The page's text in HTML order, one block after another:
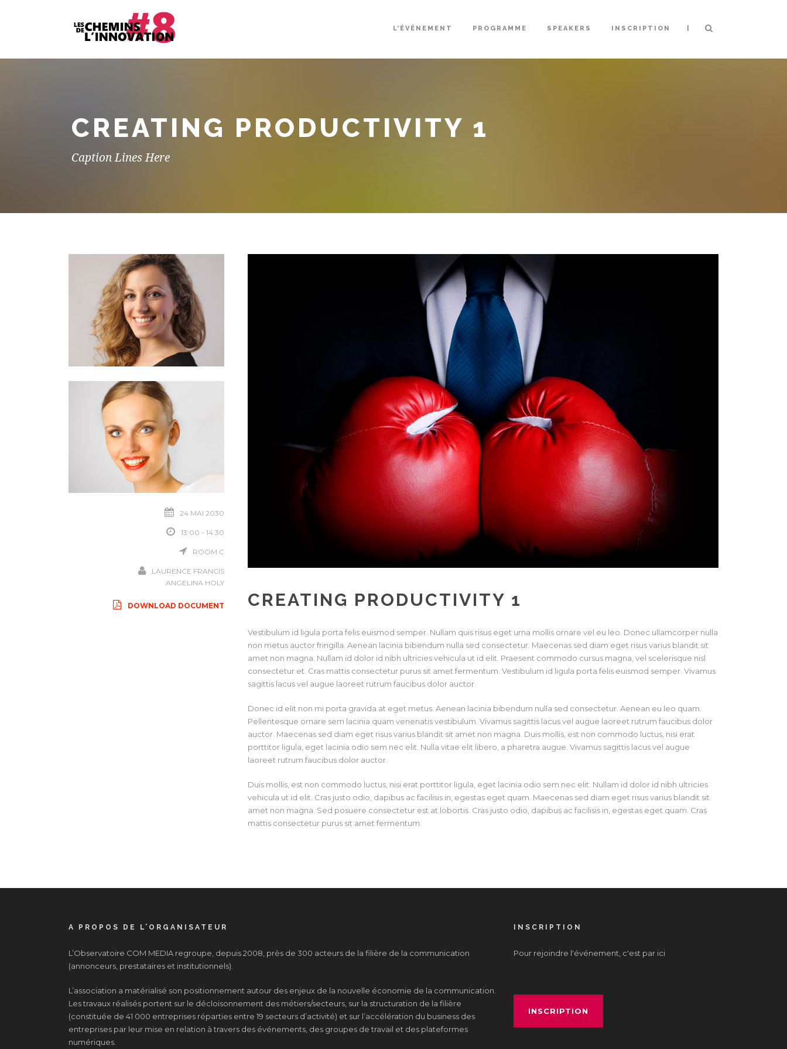
L’ÉVÉNEMENT PROGRAMME SPEAKERS INSCRIPTION |
CREATING PRODUCTIVITY 1
Caption Lines Here
24 MAI 2030
13:00 - 14:30
ROOM C
LAURENCE FRANCIS
ANGELINA HOLY
DOWNLOAD DOCUMENT CREATING PRODUCTIVITY 1
Vestibulum id ligula porta felis euismod semper. Nullam quis risus eget urna mollis ornare vel eu leo. Donec ullamcorper nulla
non metus auctor fringilla. Aenean lacinia bibendum nulla sed consectetur. Maecenas sed diam eget risus varius blandit sit
amet non magna. Nullam id dolor id nibh ultricies vehicula ut id elit. Praesent commodo cursus magna, vel scelerisque nisl
consectetur et. Cras mattis consectetur purus sit amet fermentum. Vestibulum id ligula porta felis euismod semper. Vivamus
sagittis lacus vel augue laoreet rutrum faucibus dolor auctor.
Donec id elit non mi porta gravida at eget metus. Aenean lacinia bibendum nulla sed consectetur. Aenean eu leo quam.
Pellentesque ornare sem lacinia quam venenatis vestibulum. Vivamus sagittis lacus vel augue laoreet rutrum faucibus dolor
auctor. Maecenas sed diam eget risus varius blandit sit amet non magna. Duis mollis, est non commodo luctus, nisi erat
porttitor ligula, eget lacinia odio sem nec elit. Nulla vitae elit libero, a pharetra augue. Vivamus sagittis lacus vel augue
laoreet rutrum faucibus dolor auctor.
Duis mollis, est non commodo luctus, nisi erat porttitor ligula, eget lacinia odio sem nec elit. Nullam id dolor id nibh ultricies
vehicula ut id elit. Cras justo odio, dapibus ac facilisis in, egestas eget quam. Maecenas sed diam eget risus varius blandit sit
amet non magna. Sed posuere consectetur est at lobortis. Cras justo odio, dapibus ac facilisis in, egestas eget quam. Cras
mattis consectetur purus sit amet fermentum.
A PROPOS DE L’ORGANISATEUR
L’Observatoire COM MEDIA regroupe, depuis 2008, près de 300 acteurs de la filière de la communication
(annonceurs, prestataires et institutionnels).
L’association a matérialisé son positionnement autour des enjeux de la nouvelle économie de la communication.
Les travaux réalisés portent sur le décloisonnement des métiers/secteurs, sur la structuration de la filière
(constituée de 41 000 entreprises réparties entre 19 secteurs d’activité) et sur l’accélération du business des
entreprises par leur mise en relation à travers des événements, des groupes de travail et des plateformes
numériques.
INSCRIPTION
Pour rejoindre l'événement, c'est par ici
INSCRIPTION